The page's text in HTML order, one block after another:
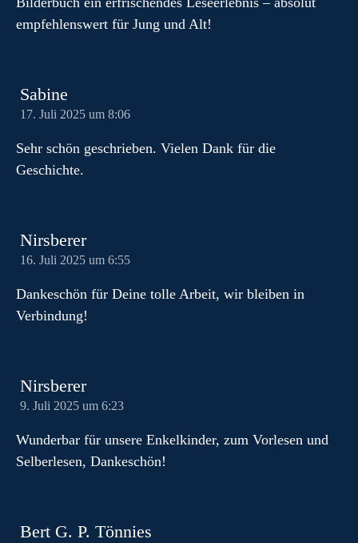
empfehlenswert für Jung und Alt!
Sabine
17. Juli 2025 um 8:06
Sehr schön geschrieben. Vielen Dank für die
Geschichte.
Nirsberer
16. Juli 2025 um 6:55
Dankeschön für Deine tolle Arbeit, wir bleiben in
Verbindung!
Nirsberer
9. Juli 2025 um 6:23
Wunderbar für unsere Enkelkinder, zum Vorlesen und
Selberlesen, Dankeschön!
Bert G. P. Tönnies